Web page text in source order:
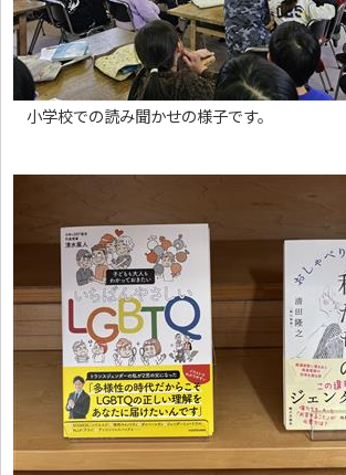
小学校での読み聞かせの様子です。